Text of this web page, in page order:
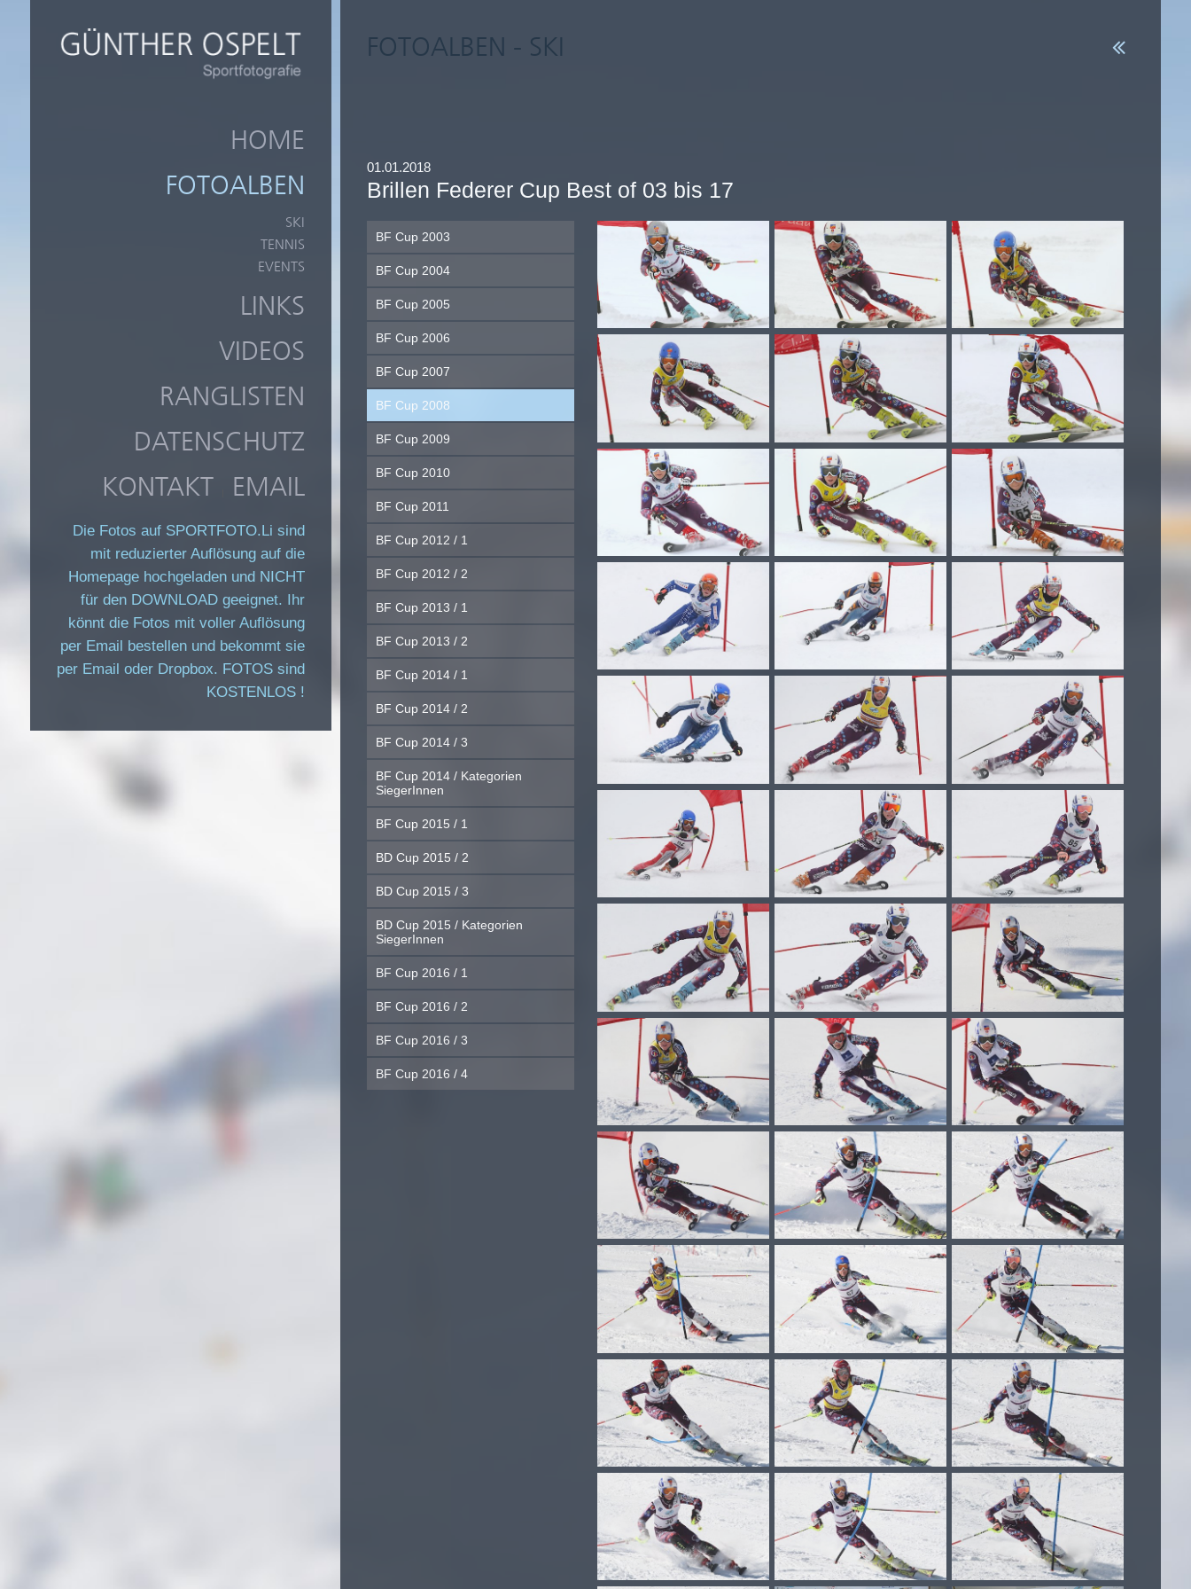
HOME
FOTOALBEN
SKI
TENNIS
EVENTS
LINKS
VIDEOS
RANGLISTEN
DATENSCHUTZ
KONTAKT
EMAIL
Die Fotos auf SPORTFOTO.Li sind
mit reduzierter Auflösung auf die
Homepage hochgeladen und NICHT
für den DOWNLOAD geeignet. Ihr
könnt die Fotos mit voller Auflösung
per Email bestellen und bekommt sie
per Email oder Dropbox. FOTOS sind
KOSTENLOS !
FOTOALBEN - SKI
01.01.2018
Brillen Federer Cup Best of 03 bis 17
BF Cup 2003
BF Cup 2004
BF Cup 2005
BF Cup 2006
BF Cup 2007
BF Cup 2008
BF Cup 2009
BF Cup 2010
BF Cup 2011
BF Cup 2012 / 1
BF Cup 2012 / 2
BF Cup 2013 / 1
BF Cup 2013 / 2
BF Cup 2014 / 1
BF Cup 2014 / 2
BF Cup 2014 / 3
BF Cup 2014 / Kategorien
SiegerInnen
BF Cup 2015 / 1
BD Cup 2015 / 2
BD Cup 2015 / 3
BD Cup 2015 / Kategorien
SiegerInnen
BF Cup 2016 / 1
BF Cup 2016 / 2
BF Cup 2016 / 3
BF Cup 2016 / 4